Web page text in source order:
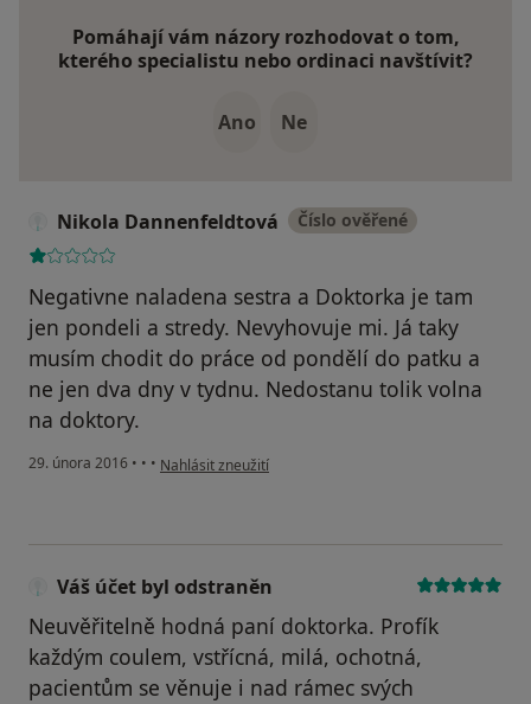
Pomáhají vám názory rozhodovat o tom,
kterého specialistu nebo ordinaci navštívit?
Ano Ne
Nikola Dannenfeldtová Číslo ověřené
Negativne naladena sestra a Doktorka je tam
jen pondeli a stredy. Nevyhovuje mi. Já taky
musím chodit do práce od pondělí do patku a
ne jen dva dny v tydnu. Nedostanu tolik volna
na doktory.
29. února 2016 • • • podle názoru uživatele Nikola Dannenfeldtová
Nahlásit zneužití
Váš účet byl odstraněn
Neuvěřitelně hodná paní doktorka. Profík
každým coulem, vstřícná, milá, ochotná,
pacientům se věnuje i nad rámec svých